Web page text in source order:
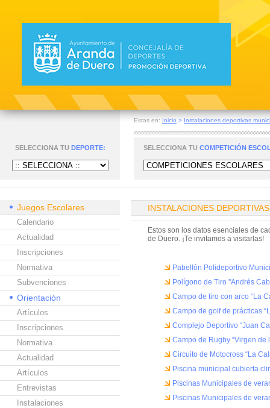
Estas en: Inicio > Instalaciones deportivas
SELECCIONA TU DEPORTE: SELECCIONA TU COMPETICIÓN
Juegos Escolares
Calendario
Actualidad
Inscripciones
Normativa
Subvenciones
Orientación
Artículos
Inscripciones
Normativa
Actualidad
Artículos
Entrevistas
Instalaciones
INSTALACIONES
Estos son los datos esenciales de
de Duero. ¡Te invitamos a visitarlas!
Pabellón Polideportivo
Polígono de Tiro "Andrés
Campo de tiro con arco “La
Campo de golf de prácticas
Complejo Deportivo “Juan
Campo de Rugby “Virgen de
Circuito de Motocross “La
Piscina municipal cubierta
Piscinas Municipales de
Piscinas Municipales de